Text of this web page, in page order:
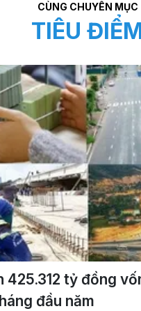
CÙNG CHUYÊN MỤC
TIÊU
425.312 tỷ đồng
đầu năm